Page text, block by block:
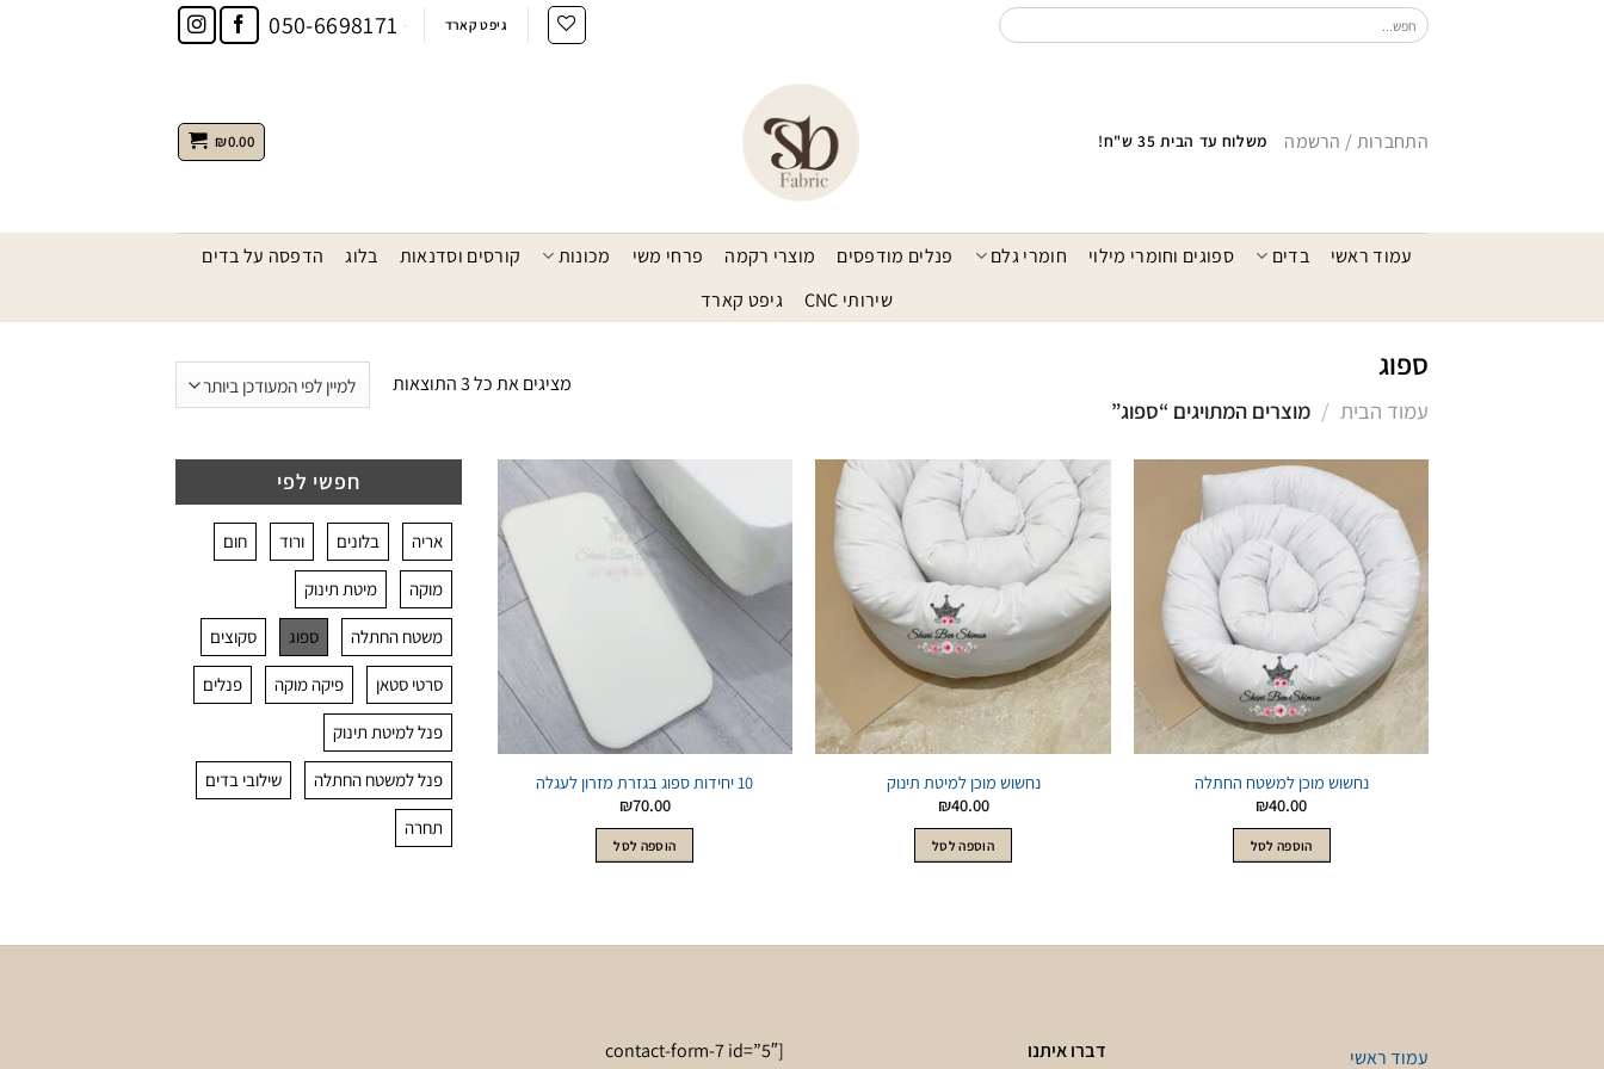
חיפוש
עבור:
גיפט קארד 050-6698171
התחברות / הרשמה משלוח עד הבית 35 ש"ח! ₪0.00
עמוד ראשי בדים ספוגים וחומרי מילוי חומרי גלם פנלים מודפסים מוצרי רקמה פרחי משי מכונות קורסים וסדנאות בלוג
הדפסה על בדים
שירותי CNC
גיפט קארד
ספוג
עמוד הבית / מוצרים המתויגים “ספוג”
מציגים את כל ⁦3⁩ התוצאות
ממוין
לפי
העדכני
ביותר
לWishlist
נחשוש מוכן למשטח החתלה
₪40.00
הוספה לסל
לWishlist
נחשוש מוכן למיטת תינוק
₪40.00
הוספה לסל
10 יחידות ספוג בגזרת מזרון לעגלה
₪70.00
הוספה לסל
חפשי לפי
אריה בלונים ורוד חום
מוקה מיטת תינוק
משטח החתלה ספוג סקוצים
סרטי סטאן פיקה מוקה פנלים
פנל למיטת תינוק
פנל למשטח החתלה שילובי בדים
תחרה
עמוד ראשי
דברו איתנו
[contact-form-7 id=”5″